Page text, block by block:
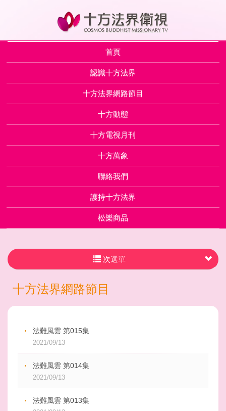
首頁
認識十方法界
十方法界網路節目
十方動態
十方電視月刊
十方萬象
聯絡我們
護持十方法界
松樂商品
次選單
十方法界網路節目
法難風雲 第015集
2021/09/13
法難風雲 第014集
2021/09/13
法難風雲 第013集